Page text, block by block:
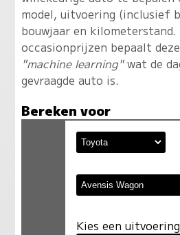
model, uitvoering (inclusief
bouwjaar en kilometerstand.
occasionprijzen bepaalt
"machine learning"wat de
gevraagde auto is.
Bereken voor
Kies een